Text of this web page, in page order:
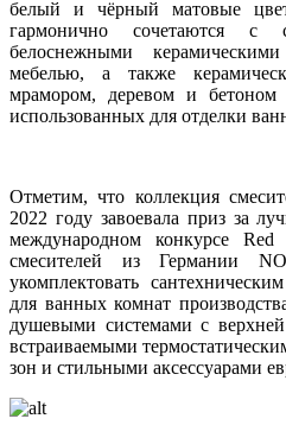
белый и чёрный матовые
гармонично сочетаются с
белоснежными
мебелью, а также
мрамором, деревом и
использованных для отделки
Отметим, что коллекция
2022 году завоевала приз за
международном конкурсе
смесителей из Германии
укомплектовать
для ванных комнат
душевыми системами с
встраиваемыми
зон и стильными аксессуарами